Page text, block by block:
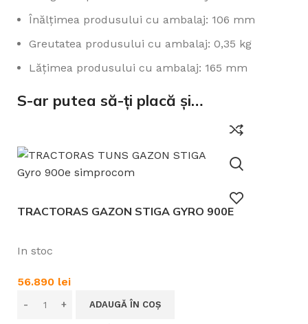
Înălțimea produsului cu ambalaj: 106 mm
Greutatea produsului cu ambalaj: 0,35 kg
Lățimea produsului cu ambalaj: 165 mm
S-ar putea să-ți placă și…
TRACTORAS GAZON STIGA GYRO 900E
In stoc
56.890 lei
ADAUGĂ ÎN COȘ